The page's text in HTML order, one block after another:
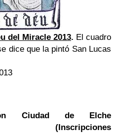
del Miracle 2013. El cuadro
dice que la pintó San Lucas
Ciudad de Elche